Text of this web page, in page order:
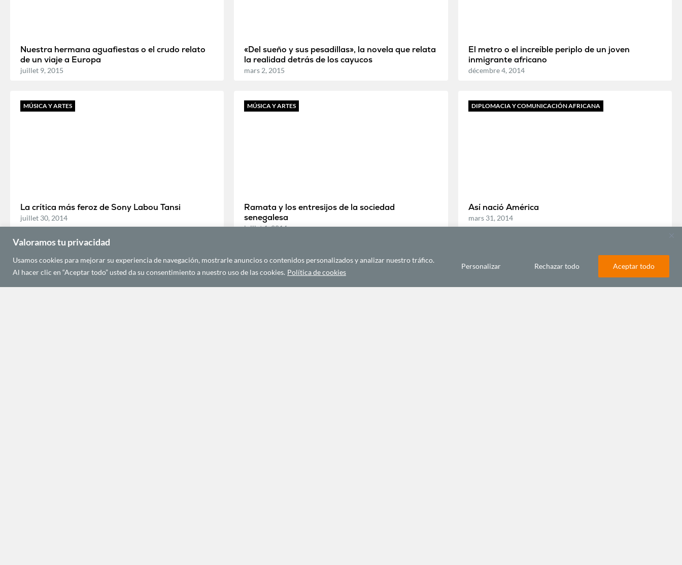
Valoramos tu privacidad
Usamos cookies para mejorar su experiencia de navegación, mostrarle anuncios o contenidos personalizados y analizar nuestro tráfico.
Al hacer clic en “Aceptar todo” usted da su consentimiento a nuestro uso de las cookies. Política de cookies
Personalizar Rechazar todo Aceptar todo
Nuestra hermana aguafiestas o el crudo relato
de un viaje a Europa
juillet 9, 2015
«Del sueño y sus pesadillas», la novela que relata
la realidad detrás de los cayucos
mars 2, 2015
El metro o el increíble periplo de un joven
inmigrante africano
décembre 4, 2014
MÚSICA Y ARTES
La crítica más feroz de Sony Labou Tansi
juillet 30, 2014
MÚSICA Y ARTES
Ramata y los entresijos de la sociedad
senegalesa
juillet 1, 2014
DIPLOMACIA Y COMUNICACIÓN AFRICANA
Así nació América
mars 31, 2014
MÚSICA Y ARTES DIPLOMACIA Y COMUNICACIÓN AFRICANA MÚSICA Y ARTES